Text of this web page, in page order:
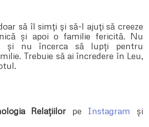
să îl simţi şi să-l ajuţi să creeze
și apoi o familie fericită. Nu
și nu încerca să lupți pentru
Trebuie să ai încredere în Leu,
Relațiilor pe Instagram
și